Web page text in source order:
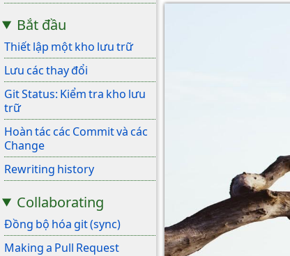
Bắt đầu
Thiết lập một kho lưu trữ
Lưu các thay đổi
Git Status: Kiểm tra kho lưu
trữ
Hoàn tác các Commit và các
Change
Rewriting history
Collaborating
Đồng bộ hóa git (sync)
Making a Pull Request